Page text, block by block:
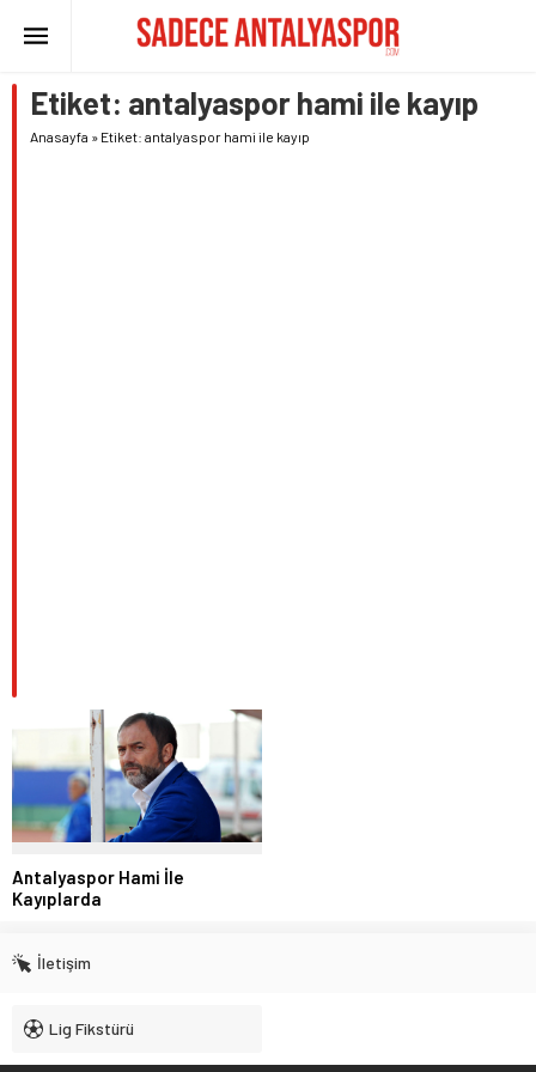
Etiket: antalyaspor hami ile kayıp
Anasayfa » Etiket: antalyaspor hami ile kayıp
Antalyaspor Hami İle
Kayıplarda
İletişim
Lig Fikstürü